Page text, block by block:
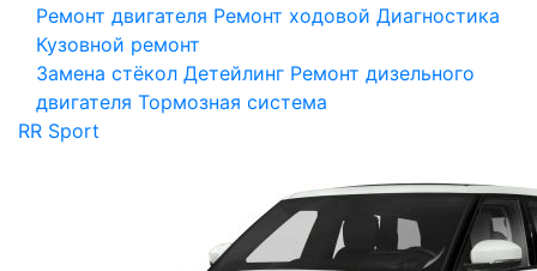
Ремонт двигателя Ремонт ходовой Диагностика
Кузовной ремонт
Замена стёкол Детейлинг Ремонт дизельного
двигателя Тормозная система
RR Sport